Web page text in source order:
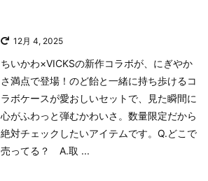
12月 4, 2025
ちいかわ×VICKSの新作コラボが、にぎやか
さ満点で登場！のど飴と一緒に持ち歩けるコ
ラボケースが愛おしいセットで、見た瞬間に
心がふわっと弾むかわいさ。数量限定だから
絶対チェックしたいアイテムです。Q.どこで
売ってる？ A.取 ...